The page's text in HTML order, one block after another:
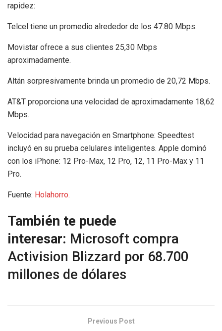
rapidez:
Telcel tiene un promedio alrededor de los 47.80 Mbps.
Movistar ofrece a sus clientes 25,30 Mbps
aproximadamente.
Altán sorpresivamente brinda un promedio de 20,72 Mbps.
AT&T proporciona una velocidad de aproximadamente 18,62
Mbps.
Velocidad para navegación en Smartphone: Speedtest
incluyó en su prueba celulares inteligentes. Apple dominó
con los iPhone: 12 Pro-Max, 12 Pro, 12, 11 Pro-Max y 11
Pro.
Fuente: Holahorro.
También te puede
interesar: Microsoft compra
Activision Blizzard por 68.700
millones de dólares
Previous Post